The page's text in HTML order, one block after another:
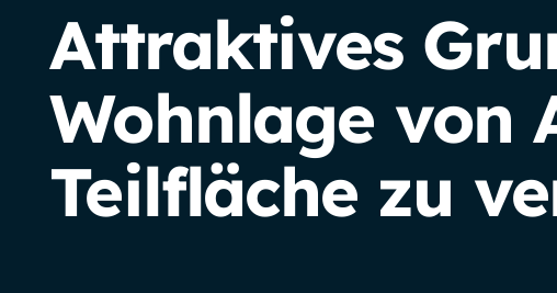
Attraktives
Wohnlage von
Teilfläche zu